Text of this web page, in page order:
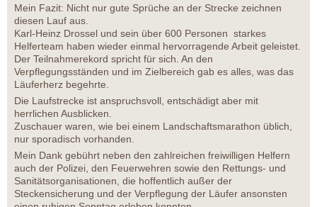
Mein Fazit: Nicht nur gute Sprüche an der Strecke zeichnen
diesen Lauf aus.
Karl-Heinz Drossel und sein über 600 Personen starkes
Helferteam haben wieder einmal hervorragende Arbeit geleistet.
Der Teilnahmerekord spricht für sich. An den
Verpflegungsständen und im Zielbereich gab es alles, was das
Läuferherz begehrte.
Die Laufstrecke ist anspruchsvoll, entschädigt aber mit
herrlichen Ausblicken.
Zuschauer waren, wie bei einem Landschaftsmarathon üblich,
nur sporadisch vorhanden.
Mein Dank gebührt neben den zahlreichen freiwilligen Helfern
auch der Polizei, den Feuerwehren sowie den Rettungs- und
Sanitätsorganisationen, die hoffentlich außer der
Steckensicherung und der Verpflegung der Läufer ansonsten